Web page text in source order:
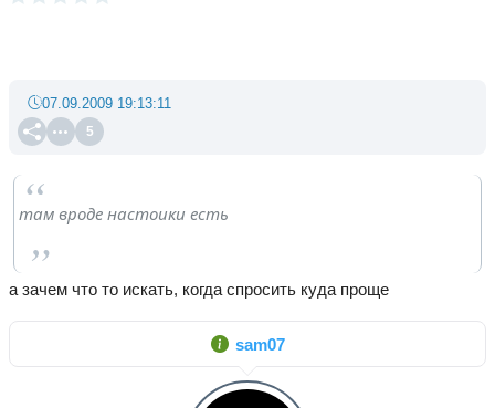
5
07.09.2009 19:13:11
там вроде настоики есть
а зачем что то искать, когда спросить куда проще
sam07